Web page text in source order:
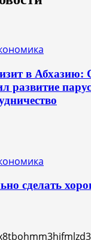
в Абхазию:
развитие
сделать